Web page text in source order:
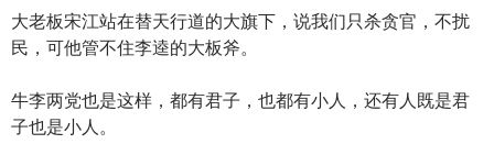
大老板宋江站在替天行道的大旗下，说我们只杀贪官，不扰
民，可他管不住李逵的大板斧。
牛李两党也是这样，都有君子，也都有小人，还有人既是君
子也是小人。